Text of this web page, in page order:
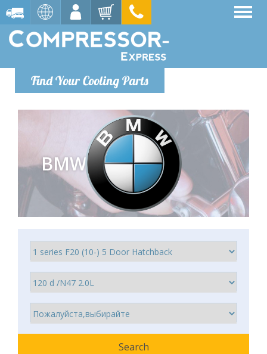
Find Your Cooling Parts
BMW